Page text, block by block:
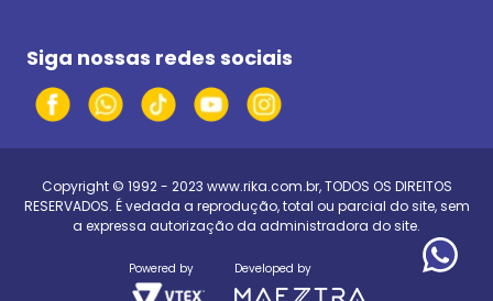
Siga nossas redes sociais
Copyright © 1992 - 2023 www.rika.com.br, TODOS OS DIREITOS
RESERVADOS. É vedada a reprodução, total ou parcial do site, sem
a expressa autorização da administradora do site.
Powered by Developed by